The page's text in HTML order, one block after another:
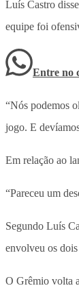
Luís Castro
equipe foi
Entre no
“Nós podemos
jogo. E
Em relação ao
“Pareceu um
Segundo Luís
envolveu os dois
O Grêmio volta